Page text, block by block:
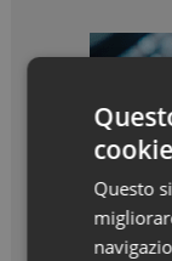
cookie
Questo